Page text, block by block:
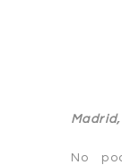
No